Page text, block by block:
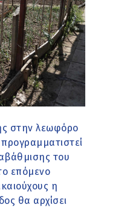
στην λεωφόρο
του
επόμενο
η
θα αρχίσει